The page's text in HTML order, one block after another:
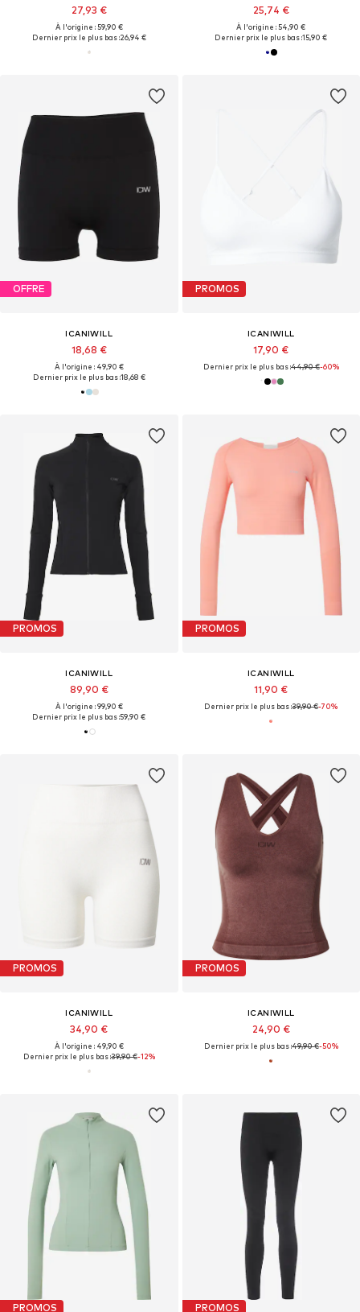
27,93 €
À l'origine : 59,90 €
Dernier prix le plus bas :26,94 €
25,74 €
À l'origine : 54,90 €
Dernier prix le plus bas :15,90 €
OFFRE
ICANIWILL
18,68 €
À l'origine : 49,90 €
Dernier prix le plus bas :18,68 €
PROMOS
ICANIWILL
17,90 €
Dernier prix le plus bas :44,90 €-60%
PROMOS
ICANIWILL
89,90 €
À l'origine : 99,90 €
Dernier prix le plus bas :59,90 €
PROMOS
ICANIWILL
11,90 €
Dernier prix le plus bas :39,90 €-70%
PROMOS
ICANIWILL
34,90 €
À l'origine : 49,90 €
Dernier prix le plus bas :39,90 €-12%
PROMOS
ICANIWILL
24,90 €
Dernier prix le plus bas :49,90 €-50%
PROMOS PROMOS